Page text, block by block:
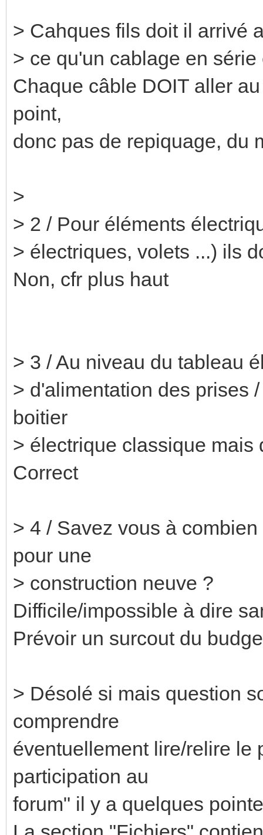
> Cahques fils doit il arrivé
> ce qu'un cablage en
Chaque câble DOIT aller
point,
donc pas de repiquage, du
>
> 2 / Pour éléments
> électriques, volets ...) ils
Non, cfr plus haut
> 3 / Au niveau du tableau
> d'alimentation des prises
boitier
> électrique classique mais
Correct
> 4 / Savez vous à
pour une
> construction neuve ?
Difficile/impossible à dire
Prévoir un surcout du
> Désolé si mais question
comprendre
éventuellement lire/relire le
participation au
forum" il y a quelques